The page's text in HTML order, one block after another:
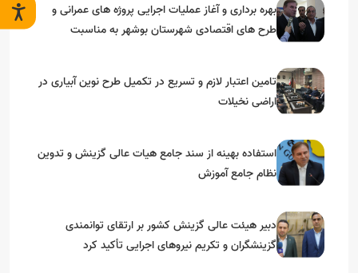
بهره برداری و آغاز عملیات اجرایی پروژه های عمرانی و
طرح های اقتصادی شهرستان بوشهر به مناسبت
تامین اعتبار لازم و تسریع در تکمیل طرح نوین آبیاری در
اراضی نخیلات
استفاده بهینه از سند جامع هیات عالی گزینش و‌ تدوین
نظام جامع آموزش
دبیر هیئت عالی گزینش کشور بر ارتقای توانمندی
گزینشگران و تکریم نیروهای اجرایی تأکید کرد